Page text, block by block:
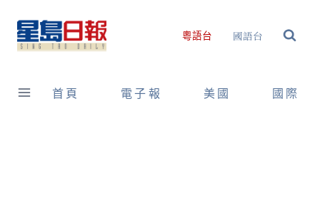
content
粵語台 國語台
首頁 電子報 美國 國際